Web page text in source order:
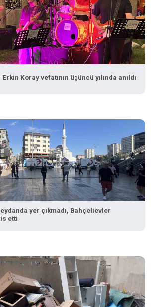
Koray vefatının üçüncü yılında anıldı
yer çıkmadı, Bahçelievler
etti